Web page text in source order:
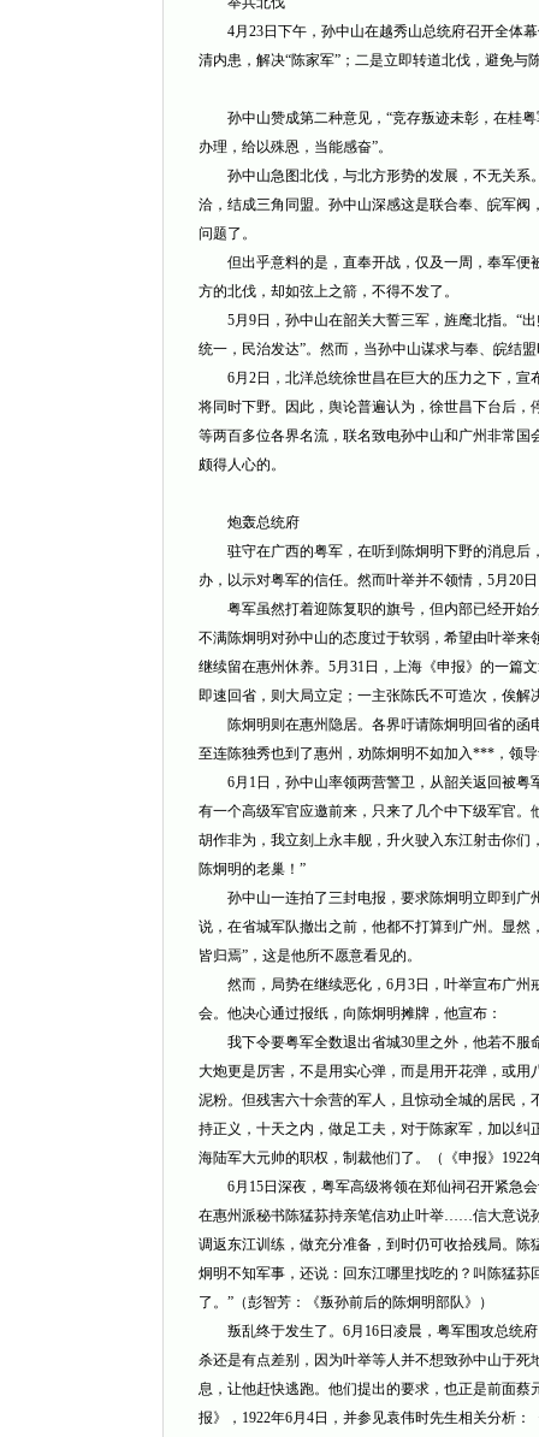
4月23日下午，孙中山在越秀山总统府召开全体幕
清内患，解决“陈家军”；二是立即转道北伐，避免与
孙中山赞成第二种意见，“竞存叛迹未彰，在桂粤
办理，给以殊恩，当能感奋”。
孙中山急图北伐，与北方形势的发展，不无关系
洽，结成三角同盟。孙中山深感这是联合奉、皖军
问题了。
但出乎意料的是，直奉开战，仅及一周，奉军便
方的北伐，却如弦上之箭，不得不发了。
5月9日，孙中山在韶关大誓三军，旌麾北指。“出
统一，民治发达”。然而，当孙中山谋求与奉、皖结
6月2日，北洋总统徐世昌在巨大的压力之下，宣
将同时下野。因此，舆论普遍认为，徐世昌下台后
等两百多位各界名流，联名致电孙中山和广州非常
颇得人心的。
炮轰总统府
驻守在广西的粤军，在听到陈炯明下野的消息后
办，以示对粤军的信任。然而叶举并不领情，5月20
粤军虽然打着迎陈复职的旗号，但内部已经开始
不满陈炯明对孙中山的态度过于软弱，希望由叶举
继续留在惠州休养。5月31日，上海《申报》的一篇
即速回省，则大局立定；一主张陈氏不可造次，俟解
陈炯明则在惠州隐居。各界吁请陈炯明回省的函
至连陈独秀也到了惠州，劝陈炯明不如加入***，领
6月1日，孙中山率领两营警卫，从韶关返回被粤
有一个高级军官应邀前来，只来了几个中下级军官
胡作非为，我立刻上永丰舰，升火驶入东江射击你
陈炯明的老巢！”
孙中山一连拍了三封电报，要求陈炯明立即到广
说，在省城军队撤出之前，他都不打算到广州。显
皆归焉”，这是他所不愿意看见的。
然而，局势在继续恶化，6月3日，叶举宣布广州
会。他决心通过报纸，向陈炯明摊牌，他宣布：
我下令要粤军全数退出省城30里之外，他若不服
大炮更是厉害，不是用实心弹，而是用开花弹，或
泥粉。但残害六十余营的军人，且惊动全城的居民
持正义，十天之内，做足工夫，对于陈家军，加以
海陆军大元帅的职权，制裁他们了。（《申报》1922
6月15日深夜，粤军高级将领在郑仙祠召开紧急会
在惠州派秘书陈猛荪持亲笔信劝止叶举……信大意说
调返东江训练，做充分准备，到时仍可收拾残局。
炯明不知军事，还说：回东江哪里找吃的？叫陈猛
了。”（彭智芳：《叛孙前后的陈炯明部队》）
叛乱终于发生了。6月16日凌晨，粤军围攻总统府
杀还是有点差别，因为叶举等人并不想致孙中山于
息，让他赶快逃跑。他们提出的要求，也正是前面
报》，1922年6月4日，并参见袁伟时先生相关分析